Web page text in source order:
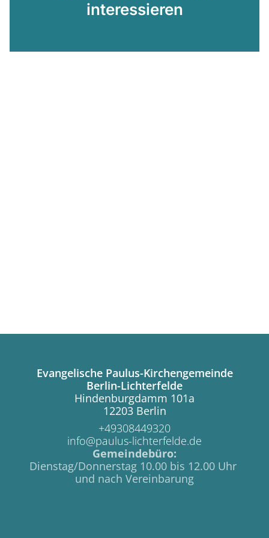
interessieren
Evangelische Paulus-Kirchengemeinde
Berlin-Lichterfelde
Hindenburgdamm 101a
12203 Berlin
+49308449320
info@paulus-lichterfelde.de
Gemeindebüro:
Dienstag/Donnerstag 10.00 bis 12.00 Uhr
und nach Vereinbarung